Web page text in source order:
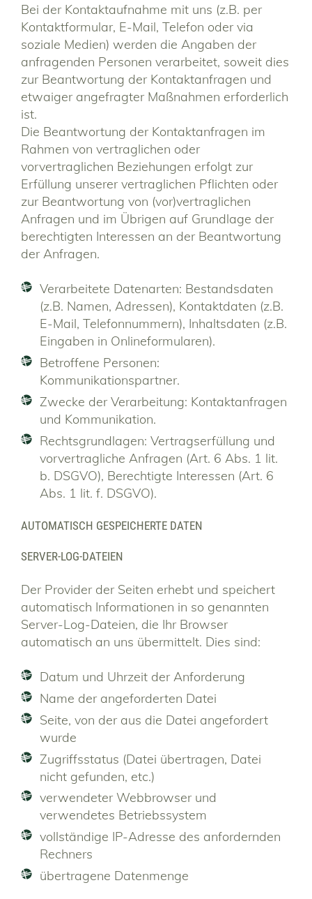
Bei der Kontaktaufnahme mit uns (z.B. per
Kontaktformular, E-Mail, Telefon oder via
soziale Medien) werden die Angaben der
anfragenden Personen verarbeitet, soweit dies
zur Beantwortung der Kontaktanfragen und
etwaiger angefragter Maßnahmen erforderlich
ist.
Die Beantwortung der Kontaktanfragen im
Rahmen von vertraglichen oder
vorvertraglichen Beziehungen erfolgt zur
Erfüllung unserer vertraglichen Pflichten oder
zur Beantwortung von (vor)vertraglichen
Anfragen und im Übrigen auf Grundlage der
berechtigten Interessen an der Beantwortung
der Anfragen.
Verarbeitete Datenarten: Bestandsdaten
(z.B. Namen, Adressen), Kontaktdaten (z.B.
E-Mail, Telefonnummern), Inhaltsdaten (z.B.
Eingaben in Onlineformularen).
Betroffene Personen:
Kommunikationspartner.
Zwecke der Verarbeitung: Kontaktanfragen
und Kommunikation.
Rechtsgrundlagen: Vertragserfüllung und
vorvertragliche Anfragen (Art. 6 Abs. 1 lit.
b. DSGVO), Berechtigte Interessen (Art. 6
Abs. 1 lit. f. DSGVO).
AUTOMATISCH GESPEICHERTE DATEN
SERVER-LOG-DATEIEN
Der Provider der Seiten erhebt und speichert
automatisch Informationen in so genannten
Server-Log-Dateien, die Ihr Browser
automatisch an uns übermittelt. Dies sind:
Datum und Uhrzeit der Anforderung
Name der angeforderten Datei
Seite, von der aus die Datei angefordert
wurde
Zugriffsstatus (Datei übertragen, Datei
nicht gefunden, etc.)
verwendeter Webbrowser und
verwendetes Betriebssystem
vollständige IP-Adresse des anfordernden
Rechners
übertragene Datenmenge